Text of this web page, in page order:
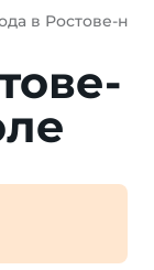
в Ростове-на-